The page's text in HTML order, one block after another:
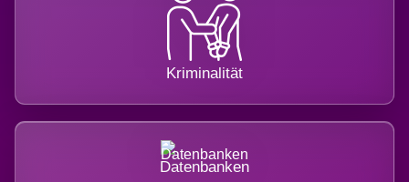
Kriminalität
Datenbanken